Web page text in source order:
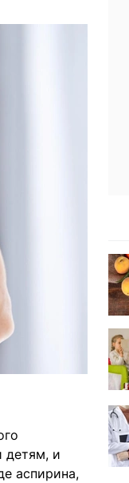
детям, и
аспирина,